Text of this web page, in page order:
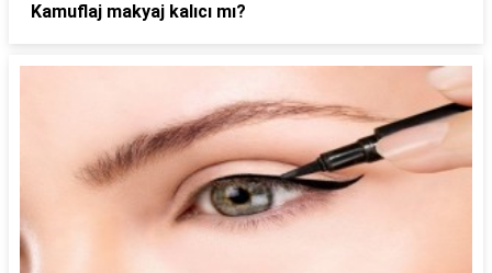
Kamuflaj makyaj kalıcı mı?